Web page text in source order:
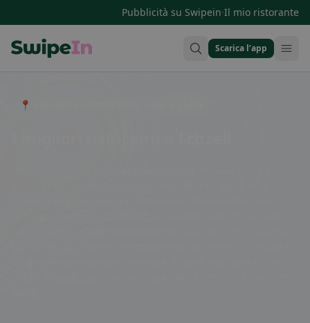
Pubblicità su Swipein·Il mio ristorante
Scarica l’app
📍 Entdecke Restaurants, Bars & Cafés